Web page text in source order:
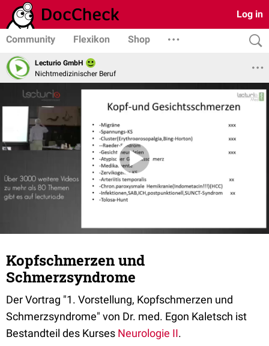
Log in
Community Flexikon Shop
Lecturio GmbH
Nichtmedizinischer Beruf
Kopfschmerzen und
Schmerzsyndrome
Der Vortrag "1. Vorstellung, Kopfschmerzen und
Schmerzsyndrome" von Dr. med. Egon Kaletsch ist
Bestandteil des Kurses Neurologie II.